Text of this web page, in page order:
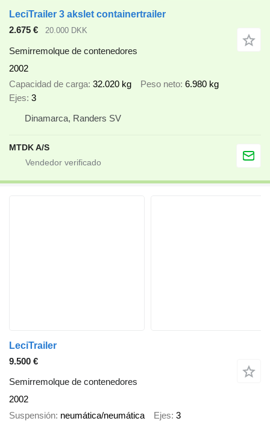
LeciTrailer 3 akslet containertrailer
2.675 €
20.000 DKK
Semirremolque de contenedores
2002
Capacidad de carga 32.020 kg Peso neto 6.980 kg
Ejes 3
Dinamarca, Randers SV
MTDK A/S
LeciTrailer
9.500 €
Semirremolque de contenedores
2002
Suspensión neumática/neumática Ejes 3